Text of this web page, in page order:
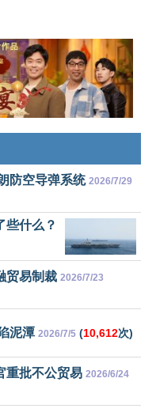
防空导弹系统 2026/7/29
些什么？
贸易制裁 2026/7/23
泥潭 2026/7/5 (10,612次)
重批不公贸易 2026/6/24